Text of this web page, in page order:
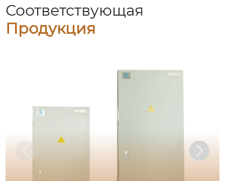
Соответствующая
Продукция